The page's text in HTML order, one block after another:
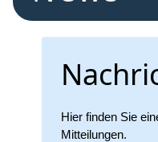
Hier finden Sie
Mitteilungen.